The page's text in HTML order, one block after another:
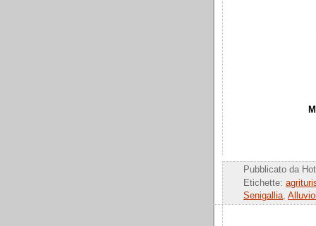
Pubblicato da
Etichette:
Senigallia,